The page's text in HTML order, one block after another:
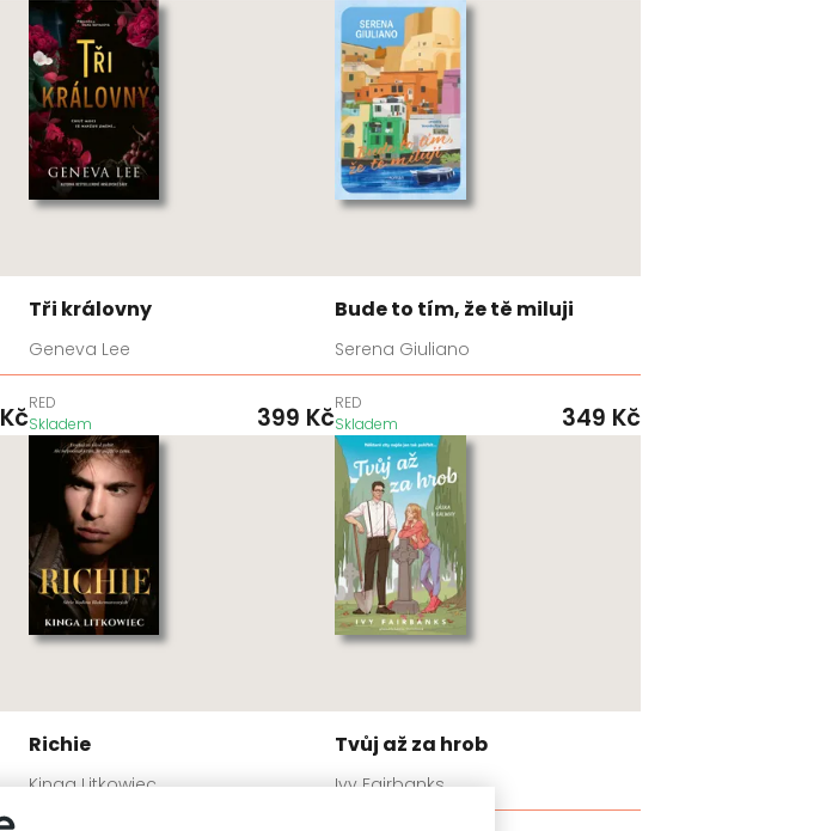
Kč
Tři královny
Geneva Lee
RED
Skladem
399 Kč
Bude to tím, že tě miluji
Serena Giuliano
RED
Skladem
349 Kč
Richie
Kinga Litkowiec
Tvůj až za hrob
Ivy Fairbanks